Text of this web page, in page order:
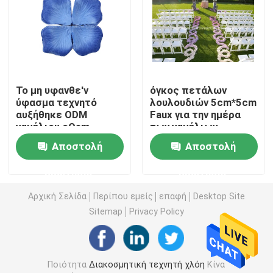
Τεχνητή τύρφη χλόης
Πέταλα τεχνητού λουλουδιού
Σφαίρα τεχνητών λουλουδιών
Διακοσμητικές διακοσμήσεις
Τεχνητό χαλί βρύου
Το μη υφανθε'ν
ύφασμα τεχνητό
αυξήθηκε ODM
γαμήλιου cOem
πετάλων λουλουδιών
Αποστολή
όγκος πετάλων
λουλουδιών 5cm*5cm
Faux για την ημέρα
των γαμήλιων
βαλεντίνων
Αποστολή
Αρχική Σελίδα Περίπου εμείς επαφή
Desktop Site
Sitemap
Privacy Policy
ΠοιότηταΔιακοσμητική τεχνητή χλόη Κίνα